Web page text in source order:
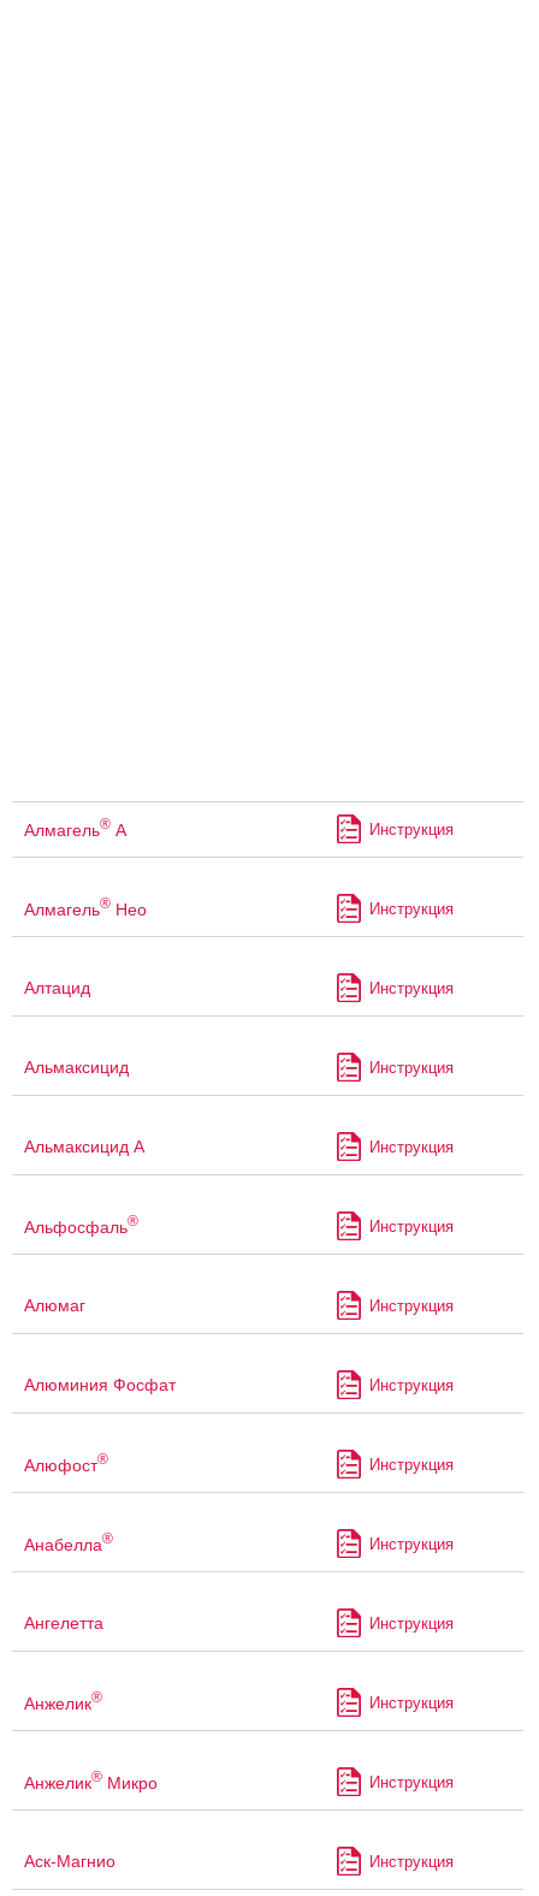
Алмагель® А Инструкция
Алмагель® Нео Инструкция
Алтацид Инструкция
Альмаксицид Инструкция
Альмаксицид А Инструкция
Альфосфаль® Инструкция
Алюмаг Инструкция
Алюминия Фосфат Инструкция
Алюфост® Инструкция
Анабелла® Инструкция
Ангелетта Инструкция
Анжелик® Инструкция
Анжелик® Микро Инструкция
Аск-Магнио Инструкция